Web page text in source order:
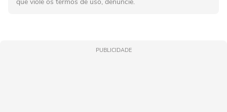
PUBLICIDADE